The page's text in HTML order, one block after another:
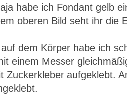
habe ich Fondant gelb
oberen Bild seht ihr die
dem Körper habe ich
einem Messer
Zuckerkleber aufgeklebt.